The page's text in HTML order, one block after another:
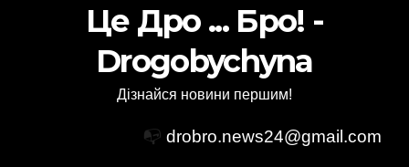
Це Дро ... Бро! -
Drogobychyna
Дізнайся новини першим!
📭 drobro.news24@gmail.com